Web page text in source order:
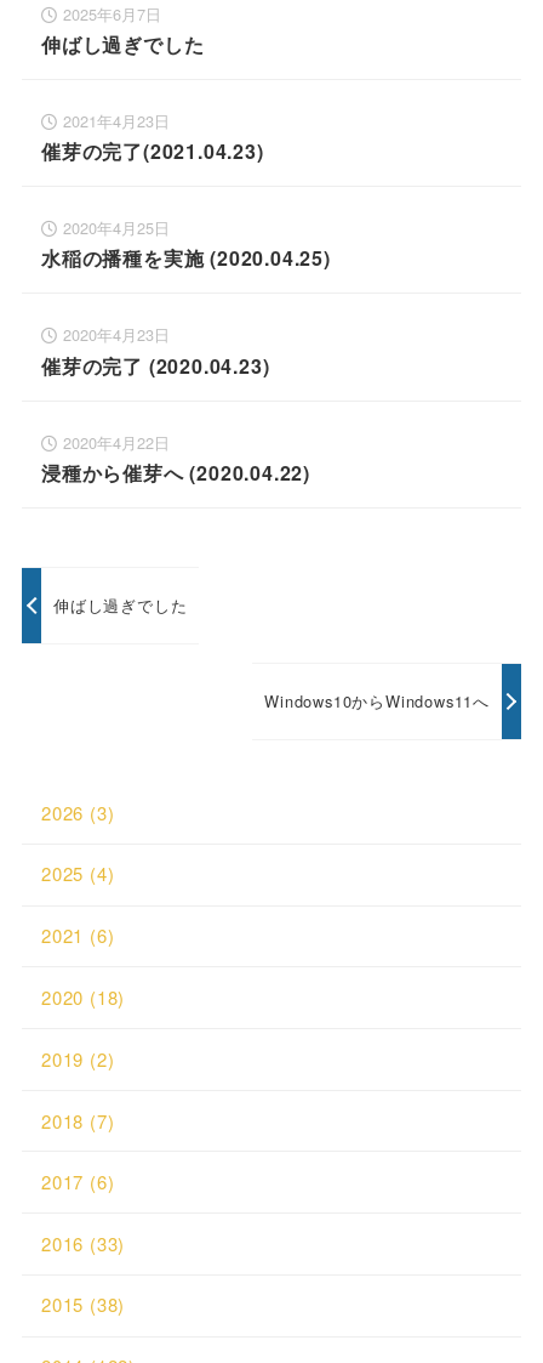
2025年6月7日
伸ばし過ぎでした
2021年4月23日
催芽の完了(2021.04.23)
2020年4月25日
水稲の播種を実施 (2020.04.25)
2020年4月23日
催芽の完了 (2020.04.23)
2020年4月22日
浸種から催芽へ (2020.04.22)
伸ばし過ぎでした
Windows10からWindows11へ
2026 (3)
2025 (4)
2021 (6)
2020 (18)
2019 (2)
2018 (7)
2017 (6)
2016 (33)
2015 (38)